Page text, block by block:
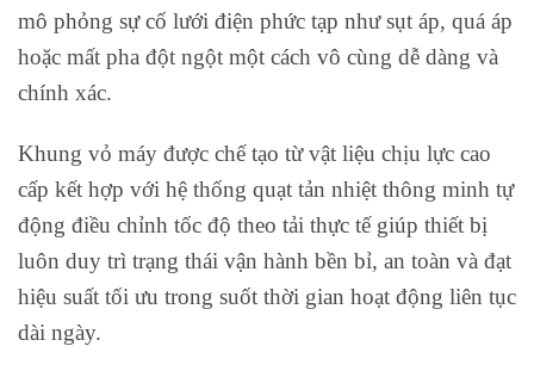
mô phỏng sự cố lưới điện phức tạp như sụt áp, quá áp
hoặc mất pha đột ngột một cách vô cùng dễ dàng và
chính xác.
Khung vỏ máy được chế tạo từ vật liệu chịu lực cao
cấp kết hợp với hệ thống quạt tản nhiệt thông minh tự
động điều chỉnh tốc độ theo tải thực tế giúp thiết bị
luôn duy trì trạng thái vận hành bền bỉ, an toàn và đạt
hiệu suất tối ưu trong suốt thời gian hoạt động liên tục
dài ngày.